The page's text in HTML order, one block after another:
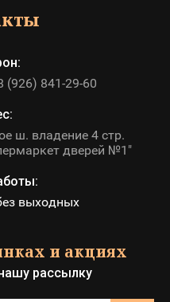
(926) 841-29-60
ш. владение 4 стр.
дверей №1"
выходных
и акциях
рассылку